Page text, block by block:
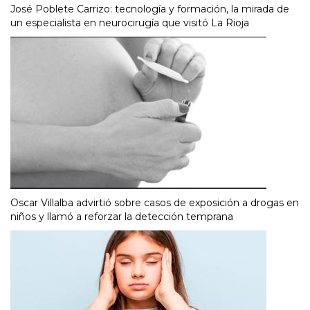
José Poblete Carrizo: tecnología y formación, la mirada de
un especialista en neurocirugía que visitó La Rioja
Oscar Villalba advirtió sobre casos de exposición a drogas en
niños y llamó a reforzar la detección temprana